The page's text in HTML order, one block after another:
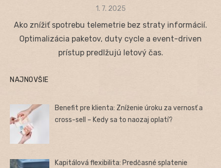
Posted
1. 7. 2025
Ako znížiť spotrebu telemetrie bez straty informácií.
Optimalizácia paketov, duty cycle a event-driven
prístup predlžujú letový čas.
NAJNOVŠIE
Benefit pre klienta: Zníženie úroku za vernosť a
cross-sell – Kedy sa to naozaj oplatí?
Kapitálová flexibilita: Predčasné splatenie